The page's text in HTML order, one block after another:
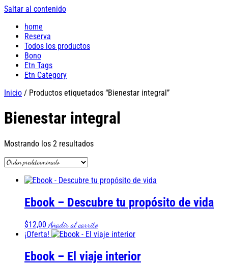
Saltar al contenido
home
Reserva
Todos los productos
Bono
Etn Tags
Etn Category
Inicio / Productos etiquetados “Bienestar integral”
Bienestar integral
Mostrando los 2 resultados
Ebook – Descubre tu propósito de vida
$12,00 Añadir al carrito
¡Oferta!
Ebook – El viaje interior